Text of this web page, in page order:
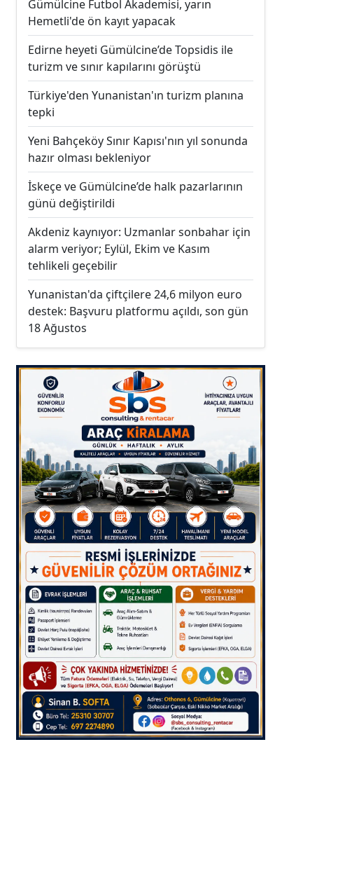
Gümülcine Futbol Akademisi, yarın
Hemetli'de ön kayıt yapacak
Edirne heyeti Gümülcine’de Topsidis ile
turizm ve sınır kapılarını görüştü
Türkiye'den Yunanistan'ın turizm planına
tepki
Yeni Bahçeköy Sınır Kapısı'nın yıl sonunda
hazır olması bekleniyor
İskeçe ve Gümülcine’de halk pazarlarının
günü değiştirildi
Akdeniz kaynıyor: Uzmanlar sonbahar için
alarm veriyor; Eylül, Ekim ve Kasım
tehlikeli geçebilir
Yunanistan'da çiftçilere 24,6 milyon euro
destek: Başvuru platformu açıldı, son gün
18 Ağustos